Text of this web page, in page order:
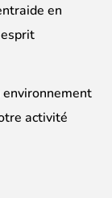
en
activité